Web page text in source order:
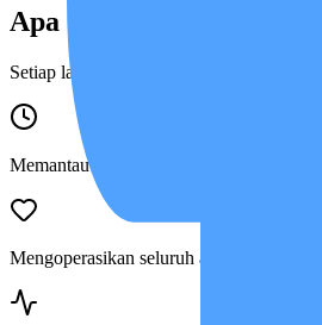
Apa Saja Cakupan
Setiap langkah perawatan ini dijalankan
Memantau tanda-tanda vital dan fungsi
Mengoperasikan seluruh alat medis